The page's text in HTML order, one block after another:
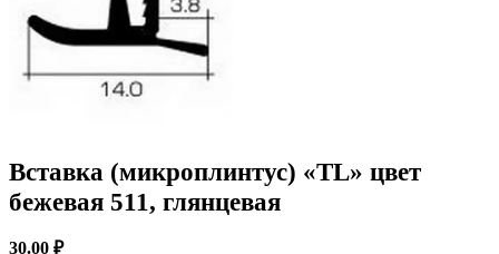
Вставка (микроплинтус) «TL» цвет
бежевая 511, глянцевая
30.00 ₽